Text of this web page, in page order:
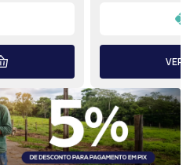
VER